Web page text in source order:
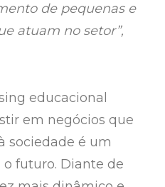
de pequenas e
atuam no setor”,
educacional
em negócios que
sociedade é um
futuro. Diante de